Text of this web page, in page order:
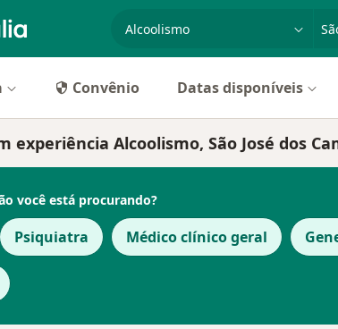
Convênio Datas disponíveis
experiência Alcoolismo, São José dos
você está procurando?
Psiquiatra Médico clínico geral